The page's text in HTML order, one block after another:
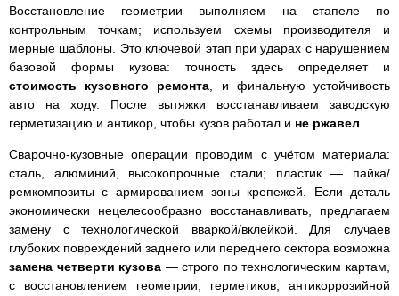
Восстановление геометрии выполняем на стапеле по
контрольным точкам; используем схемы производителя и
мерные шаблоны. Это ключевой этап при ударах с нарушением
базовой формы кузова: точность здесь определяет и
стоимость кузовного ремонта , и финальную устойчивость
авто на ходу. После вытяжки восстанавливаем заводскую
герметизацию и антикор, чтобы кузов работал и не ржавел
Сварочно-кузовные операции проводим с учётом материала:
сталь, алюминий, высокопрочные стали; пластик — пайка/
ремкомпозиты с армированием зоны крепежей. Если деталь
экономически нецелесообразно восстанавливать, предлагаем
замену с технологической вваркой/вклейкой. Для случаев
глубоких повреждений заднего или переднего сектора возможна
замена четверти кузова — строго по технологическим картам,
с восстановлением геометрии, герметиков, антикоррозийной